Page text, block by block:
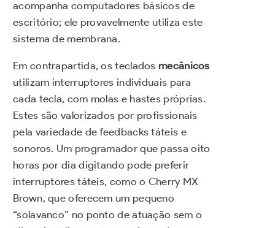
acompanha computadores básicos de
escritório; ele provavelmente utiliza este
sistema de membrana.
Em contrapartida, os teclados mecânicos
utilizam interruptores individuais para
cada tecla, com molas e hastes próprias.
Estes são valorizados por profissionais
pela variedade de feedbacks táteis e
sonoros. Um programador que passa oito
horas por dia digitando pode preferir
interruptores táteis, como o Cherry MX
Brown, que oferecem um pequeno
“solavanco” no ponto de atuação sem o